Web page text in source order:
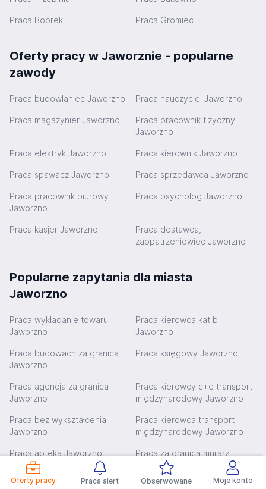
Oferty pracy Praca alert Obserwowane Moje konto
Praca Bobrek Praca Gromiec
Oferty pracy w Jaworznie - popularne
zawody
Praca budowlaniec Jaworzno Praca nauczyciel Jaworzno
Praca magazynier Jaworzno
Praca pracownik fizyczny
Jaworzno
Praca elektryk Jaworzno Praca kierownik Jaworzno
Praca spawacz Jaworzno Praca sprzedawca Jaworzno
Praca pracownik biurowy
Jaworzno
Praca psycholog Jaworzno
Praca kasjer Jaworzno
Praca dostawca,
zaopatrzeniowiec Jaworzno
Popularne zapytania dla miasta
Jaworzno
Praca wykładanie towaru
Jaworzno
Praca kierowca kat b
Jaworzno
Praca budowach za granica
Jaworzno
Praca księgowy Jaworzno
Praca agencja za granicą
Jaworzno
Praca kierowcy c+e transport
międzynarodowy Jaworzno
Praca bez wykształcenia
Jaworzno
Praca kierowca transport
międzynarodowy Jaworzno
Praca apteka Jaworzno
Praca za granicą murarz
tynkarz Jaworzno